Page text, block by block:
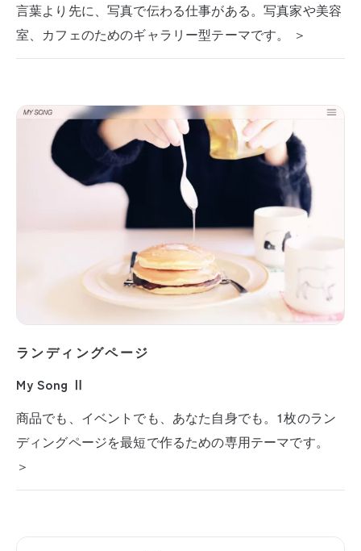
言葉より先に、写真で伝わる仕事がある。写真家や美容
室、カフェのためのギャラリー型テーマです。 ＞
ランディングページ
My Song Ⅱ
商品でも、イベントでも、あなた自身でも。1枚のラン
ディングページを最短で作るための専用テーマです。
＞